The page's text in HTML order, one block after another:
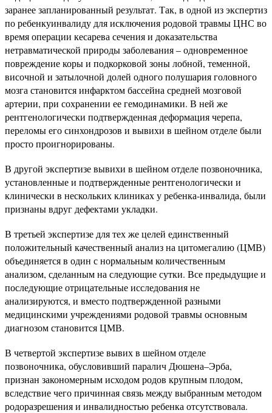
заранее запланированный результат. Так, в одной из экспертиз
по ребенкуинвалиду для исключения родовой травмы ЦНС во
время операции кесарева сечения и доказательства
нетравматической природы заболевания – одновременное
повреждение коры и подкорковой зоны лобной, теменной,
височной и затылочной долей одного полушария головного
мозга становится инфарктом бассейна средней мозговой
артерии, при сохранении ее гемодинамики. В ней же
рентгенологически подтвержденная деформация черепа,
переломы его синхондрозов и вывихи в шейном отделе были
просто проигнорированы.
В другой экспертизе вывихи в шейном отделе позвоночника,
установленные и подтвержденные рентгенологически и
клинически в нескольких клиниках у ребенка-инвалида, были
признаны вдруг дефектами укладки.
В третьей экспертизе для тех же целей единственный
положительный качественный анализ на цитомегалию (ЦМВ)
объединяется в один с нормальным количественным
анализом, сделанным на следующие сутки. Все предыдущие и
последующие отрицательные исследования не
анализируются, и вместо подтвержденной разными
медицинскими учреждениями родовой травмы основным
диагнозом становится ЦМВ.
В четвертой экспертизе вывих в шейном отделе
позвоночника, обусловивший паралич Дюшена–Эрба,
признан закономерным исходом родов крупным плодом,
вследствие чего причинная связь между выбранным методом
родоразрешения и инвалидностью ребенка отсутствовала.